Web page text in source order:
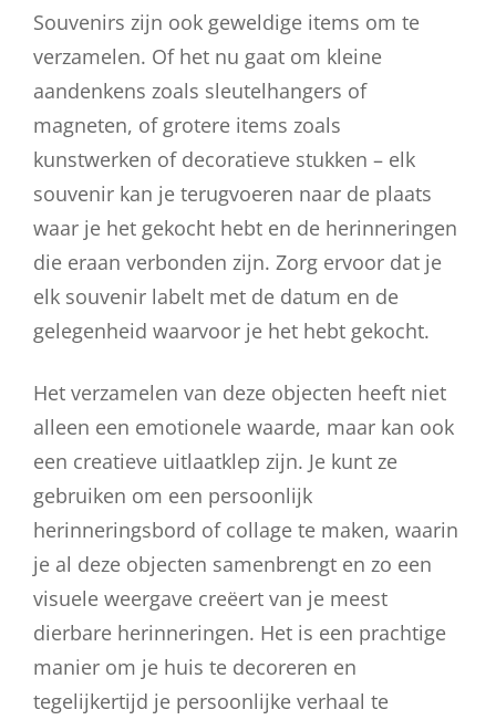
Souvenirs zijn ook geweldige items om te
verzamelen. Of het nu gaat om kleine
aandenkens zoals sleutelhangers of
magneten, of grotere items zoals
kunstwerken of decoratieve stukken – elk
souvenir kan je terugvoeren naar de plaats
waar je het gekocht hebt en de herinneringen
die eraan verbonden zijn. Zorg ervoor dat je
elk souvenir labelt met de datum en de
gelegenheid waarvoor je het hebt gekocht.
Het verzamelen van deze objecten heeft niet
alleen een emotionele waarde, maar kan ook
een creatieve uitlaatklep zijn. Je kunt ze
gebruiken om een persoonlijk
herinneringsbord of collage te maken, waarin
je al deze objecten samenbrengt en zo een
visuele weergave creëert van je meest
dierbare herinneringen. Het is een prachtige
manier om je huis te decoreren en
tegelijkertijd je persoonlijke verhaal te